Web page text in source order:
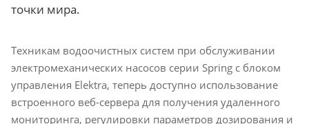
точки мира.
Техникам водоочистных систем при обслуживании
электромеханических насосов серии Spring c блоком
управления Elektra, теперь доступно использование
встроенного веб-сервера для получения удаленного
мониторинга, регулировки параметров дозирования и